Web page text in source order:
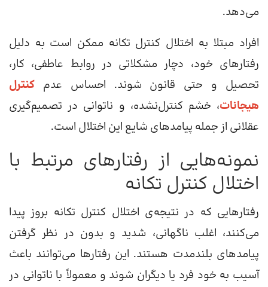
می‌دهد.
افراد مبتلا به اختلال کنترل تکانه ممکن است به دلیل
رفتارهای خود، دچار مشکلاتی در روابط عاطفی، کار،
تحصیل و حتی قانون شوند. احساس عدم کنترل
هیجانات، خشم کنترل‌نشده، و ناتوانی در تصمیم‌گیری
عقلانی از جمله پیامدهای شایع این اختلال است.
نمونه‌هایی از رفتارهای مرتبط با
اختلال کنترل تکانه
رفتارهایی که در نتیجه‌ی اختلال کنترل تکانه بروز پیدا
می‌کنند، اغلب ناگهانی، شدید و بدون در نظر گرفتن
پیامدهای بلندمدت هستند. این رفتارها می‌توانند باعث
آسیب به خود فرد یا دیگران شوند و معمولاً با ناتوانی در